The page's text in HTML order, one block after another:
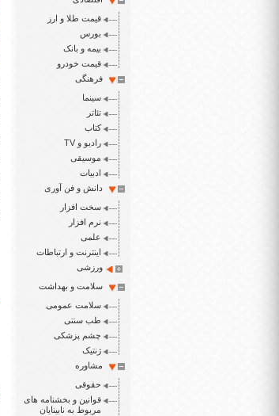
قیمت طلا و ارز
بورس
بیمه و بانک
قیمت خودرو
فرهنگی
سینما
تئاتر
کتاب
رادیو و TV
موسیقی
ادبیات
دانش و فن آوری
سخت افزار
نرم افزار
علمی
اینترنت و ارتباطات
ورزشی
سلامت و بهداشت
سلامت عمومی
طب سنتی
چشم پزشکی
ژنتیک
مشاوره
حقوقی
قوانین و بخشنامه های
مربوط به نابینایان